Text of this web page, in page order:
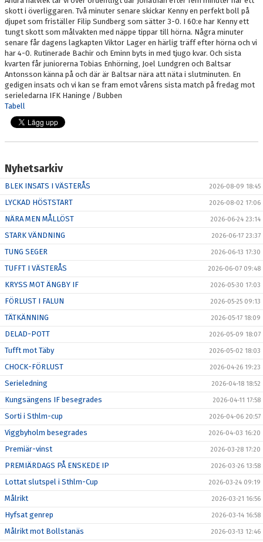
skott i överliggaren. Två minuter senare skickar Kenny en perfekt boll på
djupet som friställer Filip Sundberg som sätter 3-0. I 60:e har Kenny ett
tungt skott som målvakten med näppe tippar till hörna. Några minuter
senare får dagens lagkapten Viktor Lager en härlig träff efter hörna och vi
har 4-0. Rutinerade Bachir och Eminn byts in med tjugo kvar. Och sista
kvarten får juniorerna Tobias Enhörning, Joel Lundgren och Baltsar
Antonsson känna på och där är Baltsar nära att näta i slutminuten. En
gedigen insats och vi kan se fram emot vårens sista match på fredag mot
serieledarna IFK Haninge /Bubben
Tabell
Nyhetsarkiv
BLEK INSATS I VÄSTERÅS 2026-08-09 18:45
LYCKAD HÖSTSTART 2026-08-02 17:06
NÄRA MEN MÅLLÖST 2026-06-24 23:14
STARK VÄNDNING 2026-06-17 23:37
TUNG SEGER 2026-06-13 17:30
TUFFT I VÄSTERÅS 2026-06-07 09:48
KRYSS MOT ÄNGBY IF 2026-05-30 17:03
FÖRLUST I FALUN 2026-05-25 09:13
TÄTKÄNNING 2026-05-17 18:09
DELAD-POTT 2026-05-09 18:07
Tufft mot Täby 2026-05-02 18:03
CHOCK-FÖRLUST 2026-04-26 19:23
Serieledning 2026-04-18 18:52
Kungsängens IF besegrades 2026-04-11 17:58
Sorti i Sthlm-cup 2026-04-06 20:57
Viggbyholm besegrades 2026-04-03 16:20
Premiär-vinst 2026-03-28 17:20
PREMIÄRDAGS PÅ ENSKEDE IP 2026-03-26 13:58
Lottat slutspel i Sthlm-Cup 2026-03-24 09:19
Målrikt 2026-03-21 16:56
Hyfsat genrep 2026-03-14 16:58
Målrikt mot Bollstanäs 2026-03-13 12:46